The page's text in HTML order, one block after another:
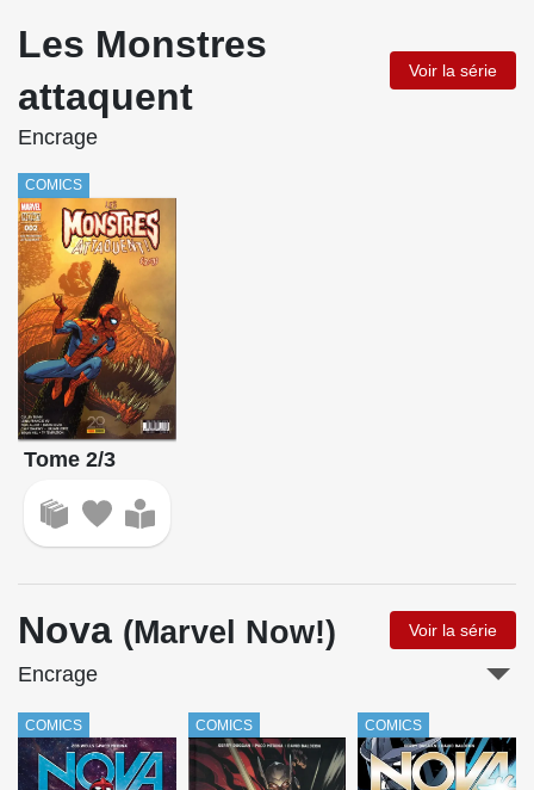
Les Monstres
attaquent
Voir la série
Encrage
COMICS
Tome 2/3
Nova (Marvel Now!) Voir la série
Encrage
COMICS COMICS COMICS